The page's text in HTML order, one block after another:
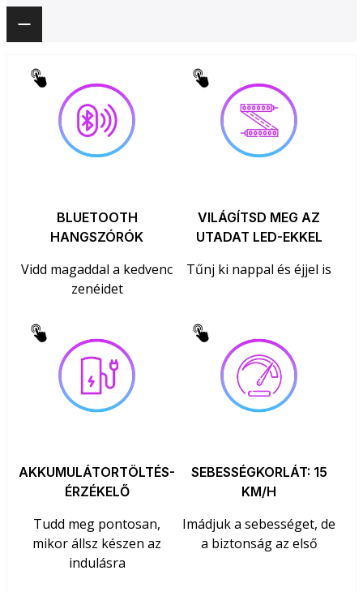
BLUETOOTH
HANGSZÓRÓK
Vidd magaddal a kedvenc
zenéidet
VILÁGÍTSD MEG AZ
UTADAT LED-EKKEL
Tűnj ki nappal és éjjel is
AKKUMULÁTORTÖLTÉS-
ÉRZÉKELŐ
Tudd meg pontosan,
mikor állsz készen az
indulásra
SEBESSÉGKORLÁT: 15
KM/H
Imádjuk a sebességet, de
a biztonság az első